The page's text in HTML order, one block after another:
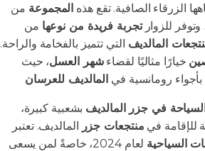
الزرقاء الصافية. تقع هذه المجموعة من
وتوفر للزوارتجربة فريدة من نوعها من
المالديف التي تتميز بالفخامة والراحة.
خيارًا مثاليًا لقضاءشهر العسل، حيث
رومانسية في المالديف للعرسان
السياحة في جزر المالديف بشعبية كبيرة،
للإقامة في منتجعات جزر المالديف. تعتبر
السياحية
لعام 2024، خاصةً لمن يسعى